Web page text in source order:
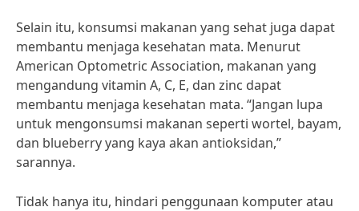
Selain itu, konsumsi makanan yang sehat juga dapat
membantu menjaga kesehatan mata. Menurut
American Optometric Association, makanan yang
mengandung vitamin A, C, E, dan zinc dapat
membantu menjaga kesehatan mata. “Jangan lupa
untuk mengonsumsi makanan seperti wortel, bayam,
dan blueberry yang kaya akan antioksidan,”
sarannya.
Tidak hanya itu, hindari penggunaan komputer atau